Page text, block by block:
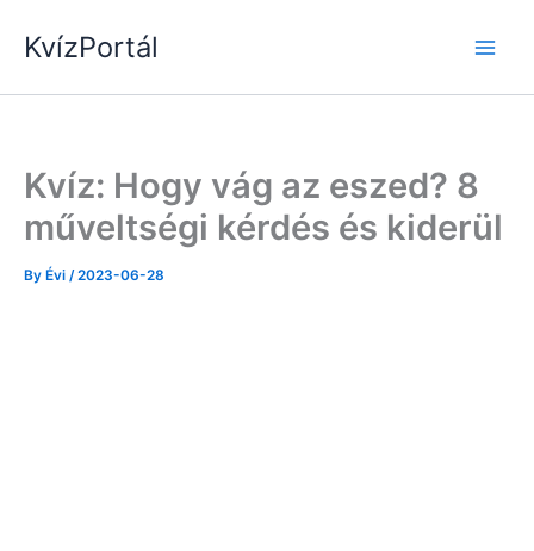
KvízPortál
Kvíz: Hogy vág az eszed? 8
műveltségi kérdés és kiderül
By Évi /2023-06-28